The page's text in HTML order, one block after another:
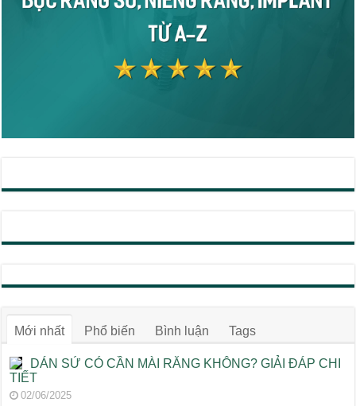
Mới nhất Phổ biến Bình luận Tags
DÁN SỨ CÓ CẦN MÀI RĂNG KHÔNG? GIẢI ĐÁP CHI
TIẾT
02/06/2025